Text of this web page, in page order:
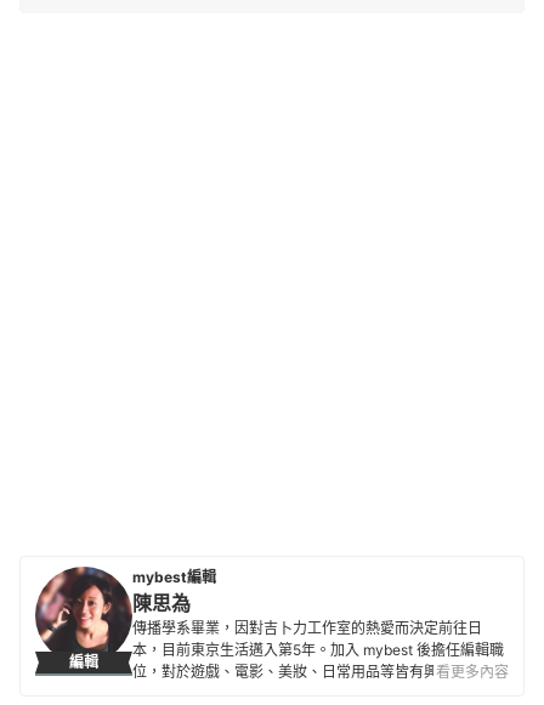
編輯
mybest編輯
陳思為
傳播學系畢業，因對吉卜力工作室的熱愛而決定前往日
本，目前東京生活邁入第5年。加入 mybest 後擔任編輯職
位，對於遊戲、電影、美妝、日常用品等皆有興趣及研究
看更多內容